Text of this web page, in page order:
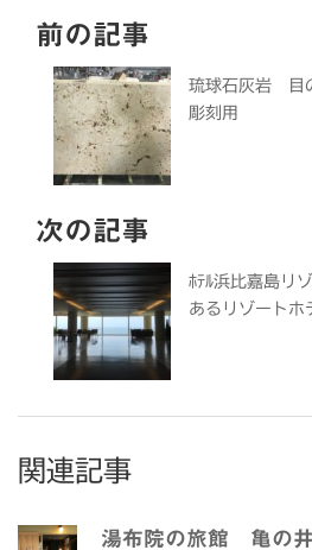
前の記事
琉球石灰岩 目
彫刻用
次の記事
ﾎﾃﾙ浜比嘉島リ
あるリゾートホ
関連記事
湯布院の旅館 亀の井